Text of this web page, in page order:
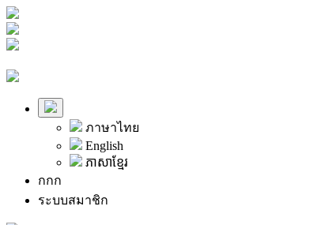
ภาษาไทย
English
ភាសាខ្មែរ
กกก
ระบบสมาชิก